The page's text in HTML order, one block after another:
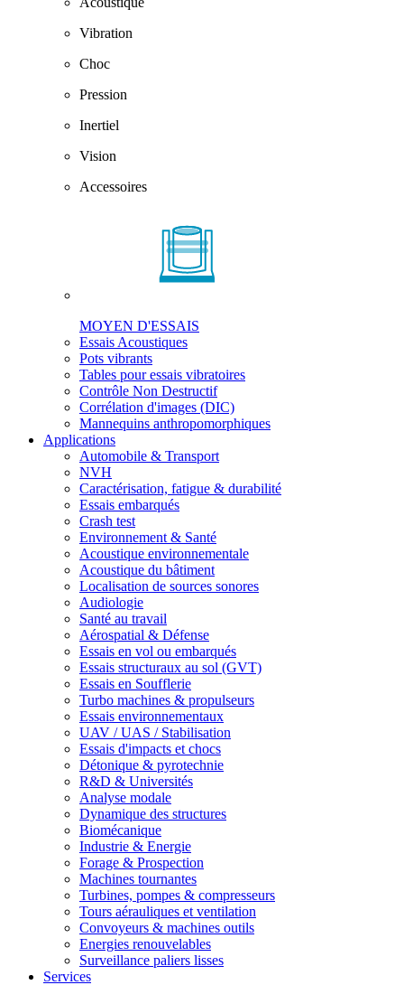
Vibration
Choc
Pression
Inertiel
Vision
Accessoires
MOYEN D'ESSAIS
Essais Acoustiques
Pots vibrants
Tables pour essais vibratoires
Contrôle Non Destructif
Corrélation d'images (DIC)
Mannequins anthropomorphiques
Applications
Automobile & Transport
NVH
Caractérisation, fatigue & durabilité
Essais embarqués
Crash test
Environnement & Santé
Acoustique environnementale
Acoustique du bâtiment
Localisation de sources sonores
Audiologie
Santé au travail
Aérospatial & Défense
Essais en vol ou embarqués
Essais structuraux au sol (GVT)
Essais en Soufflerie
Turbo machines & propulseurs
Essais environnementaux
UAV / UAS / Stabilisation
Essais d'impacts et chocs
Détonique & pyrotechnie
R&D & Universités
Analyse modale
Dynamique des structures
Biomécanique
Industrie & Energie
Forage & Prospection
Machines tournantes
Turbines, pompes & compresseurs
Tours aérauliques et ventilation
Convoyeurs & machines outils
Energies renouvelables
Surveillance paliers lisses
Services